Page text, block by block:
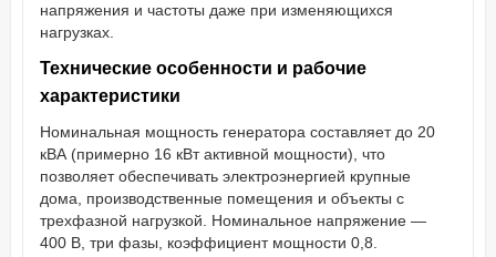
напряжения и частоты даже при изменяющихся
нагрузках.
Технические особенности и рабочие
характеристики
Номинальная мощность генератора составляет до 20
кВА (примерно 16 кВт активной мощности), что
позволяет обеспечивать электроэнергией крупные
дома, производственные помещения и объекты с
трехфазной нагрузкой. Номинальное напряжение —
400 В, три фазы, коэффициент мощности 0,8.